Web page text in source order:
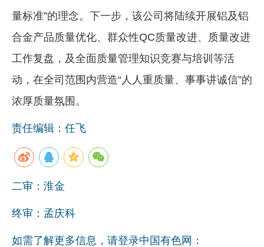
量标准”的理念。下一步，该公司将陆续开展铝及铝
合金产品质量优化、群众性QC质量改进、质量改进
工作复盘，及全面质量管理知识竞赛与培训等活
动，在全司范围内营造“人人重质量、事事讲诚信”的
浓厚质量氛围。
责任编辑：任飞
二审：淮金
终审：孟庆科
如需了解更多信息，请登录中国有色网：